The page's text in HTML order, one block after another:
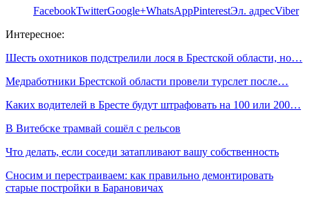
FacebookTwitterGoogle+WhatsAppPinterestЭл. адресViber
Интересное:
Шесть охотников подстрелили лося в Брестской области, но…
Медработники Брестской области провели турслет после…
Каких водителей в Бресте будут штрафовать на 100 или 200…
В Витебске трамвай сошёл с рельсов
Что делать, если соседи затапливают вашу собственность
Сносим и перестраиваем: как правильно демонтировать
старые постройки в Барановичах